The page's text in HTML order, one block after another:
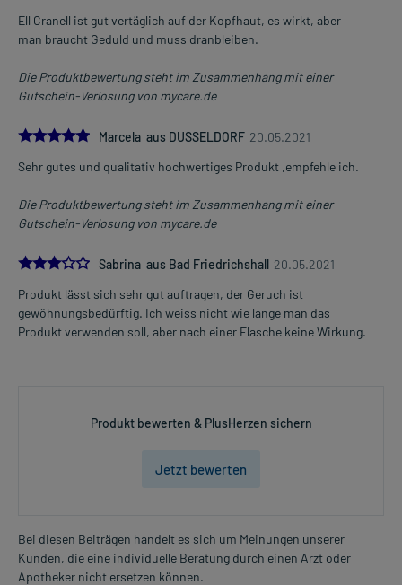
Überdosierung?
Wird das Arzneimittel wie beschrieben angewendet, sind keine
Sie sich an Ihren Arzt.
älteren Menschen auf eine gewissenhafte Dosierung. Im
Zweifelsfalle fragen Sie Ihren Arzt oder Apotheker nach etwaigen
Auswirkungen oder Vorsichtsmaßnahmen.
Eine vom Arzt verordnete Dosierung kann von den Angaben der
Packungsbeilage abweichen. Da der Arzt sie individuell abstimmt,
sollten Sie das Arzneimittel daher nach seinen Anweisungen
anwenden.
Gegenanzeigen:
Welche Altersgruppe ist zu beachten?
Erkenntnissen nicht angewendet werden.
- Stillzeit: Von einer Anwendung wird nach derzeitigen
Erkenntnissen abgeraten. Eventuell ist ein Abstillen in Erwägung
Ell Cranell ist gut vertäglich auf der Kopfhaut, es wirkt, aber
man braucht Geduld und muss dranbleiben.
Die Produktbewertung steht im Zusammenhang mit einer
Gutschein-Verlosung von mycare.de
5.0
Marcela aus DUSSELDORF 20.05.2021
Sehr gutes und qualitativ hochwertiges Produkt ,empfehle ich.
Die Produktbewertung steht im Zusammenhang mit einer
Gutschein-Verlosung von mycare.de
3.0
Sabrina aus Bad Friedrichshall 20.05.2021
Produkt lässt sich sehr gut auftragen, der Geruch ist
gewöhnungsbedürftig. Ich weiss nicht wie lange man das
Produkt verwenden soll, aber nach einer Flasche keine Wirkung.
Produkt bewerten & PlusHerzen sichern
Jetzt bewerten
Bei diesen Beiträgen handelt es sich um Meinungen unserer
Kunden, die eine individuelle Beratung durch einen Arzt oder
Apotheker nicht ersetzen können.